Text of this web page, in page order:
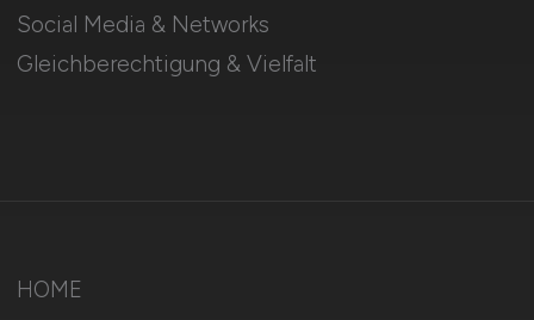
Social Media & Networks
Gleichberechtigung & Vielfalt
HOME